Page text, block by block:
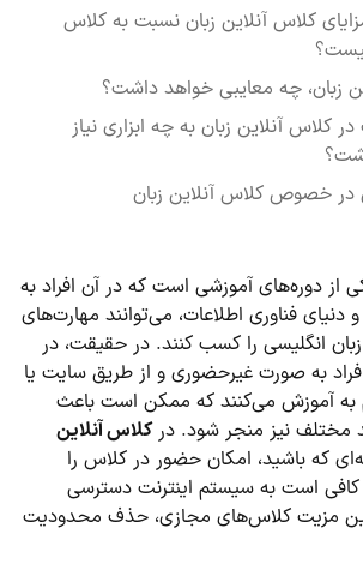
کلاس آنلاین زبان نسبت به کلاس
زبان، چه معایبی خواهد داشت؟
کلاس آنلاین زبان به چه ابزاری نیاز
در خصوص کلاس آنلاین زبان
از دوره‌های آموزشی است که در آن افراد به
دنیای فناوری اطلاعات، می‌توانند مهارت‌های
انگلیسی را کسب کنند. در حقیقت، در
به صورت غیرحضوری و از طریق سایت یا
به آموزش می‌کنند که ممکن است باعث
مختلف نیز منجر شود. درکلاس آنلاین
که باشید، امکان حضور در کلاس را
است به سیستم اینترنت دسترسی
مزیت کلاس‌های مجازی، حذف محدودیت